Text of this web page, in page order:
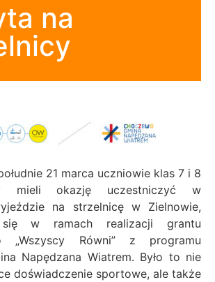
na
21 marca uczniowie klas 7 i 8
mieli okazję uczestniczyć w
na strzelnicę w Zielnowie,
w ramach realizacji grantu
„Wszyscy Równi” z programu
Napędzana Wiatrem. Było to nie
doświadczenie sportowe, ale także